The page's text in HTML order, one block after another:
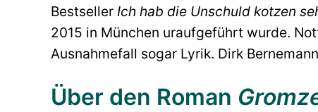
Bestseller Ich hab die Unschuld kotzen
2015 in München uraufgeführt wurde.
Ausnahmefall sogar Lyrik. Dirk
Über den Roman